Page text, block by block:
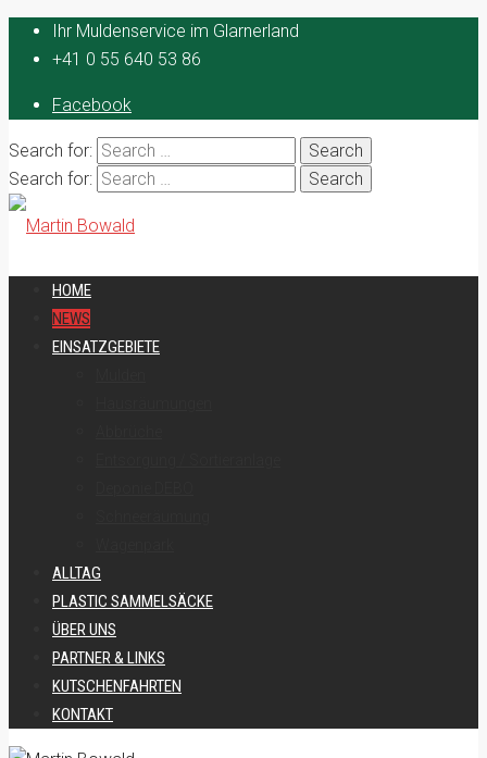
Ihr Muldenservice im Glarnerland
+41 0 55 640 53 86
Facebook
Search for:
Search for:
HOME
NEWS
EINSATZGEBIETE
ALLTAG
PLASTIC SAMMELSÄCKE
ÜBER UNS
PARTNER & LINKS
KUTSCHENFAHRTEN
KONTAKT